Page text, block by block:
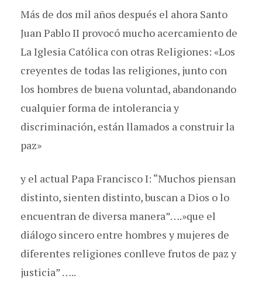
Más de dos mil años después el ahora Santo
Juan Pablo II provocó mucho acercamiento de
La Iglesia Católica con otras Religiones: «Los
creyentes de todas las religiones, junto con
los hombres de buena voluntad, abandonando
cualquier forma de intolerancia y
discriminación, están llamados a construir la
paz»
y el actual Papa Francisco I: “Muchos piensan
distinto, sienten distinto, buscan a Dios o lo
encuentran de diversa manera”….»que el
diálogo sincero entre hombres y mujeres de
diferentes religiones conlleve frutos de paz y
justicia” …..